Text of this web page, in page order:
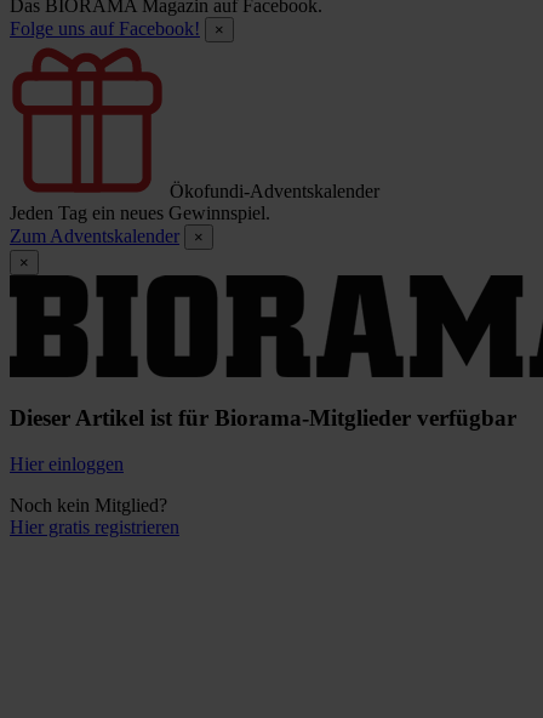
Das BIORAMA Magazin auf Facebook.
Folge uns auf Facebook!
×
Ökofundi-Adventskalender
Jeden Tag ein neues Gewinnspiel.
Zum Adventskalender
×
×
Dieser Artikel ist für Biorama-Mitglieder verfügbar
Hier einloggen
Noch kein Mitglied?
Hier gratis registrieren